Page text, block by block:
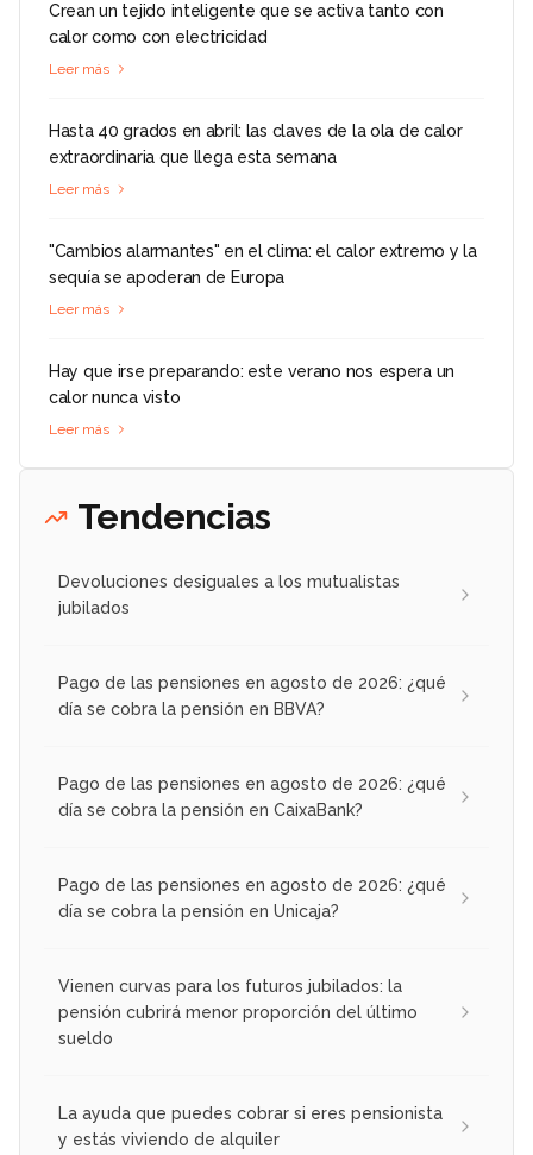
Crean un tejido inteligente que se activa tanto con
calor como con electricidad
Leer más
Hasta 40 grados en abril: las claves de la ola de calor
extraordinaria que llega esta semana
Leer más
"Cambios alarmantes" en el clima: el calor extremo y la
sequía se apoderan de Europa
Leer más
Hay que irse preparando: este verano nos espera un
calor nunca visto
Leer más
Tendencias
Devoluciones desiguales a los mutualistas
jubilados
Pago de las pensiones en agosto de 2026: ¿qué
día se cobra la pensión en BBVA?
Pago de las pensiones en agosto de 2026: ¿qué
día se cobra la pensión en CaixaBank?
Pago de las pensiones en agosto de 2026: ¿qué
día se cobra la pensión en Unicaja?
Vienen curvas para los futuros jubilados: la
pensión cubrirá menor proporción del último
sueldo
La ayuda que puedes cobrar si eres pensionista
y estás viviendo de alquiler